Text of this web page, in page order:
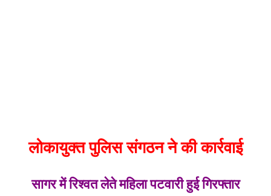
लोकायुक्त पुलिस संगठन ने की कार्रवाई
सागर में रिश्वत लेते महिला पटवारी हुई गिरफ्तार